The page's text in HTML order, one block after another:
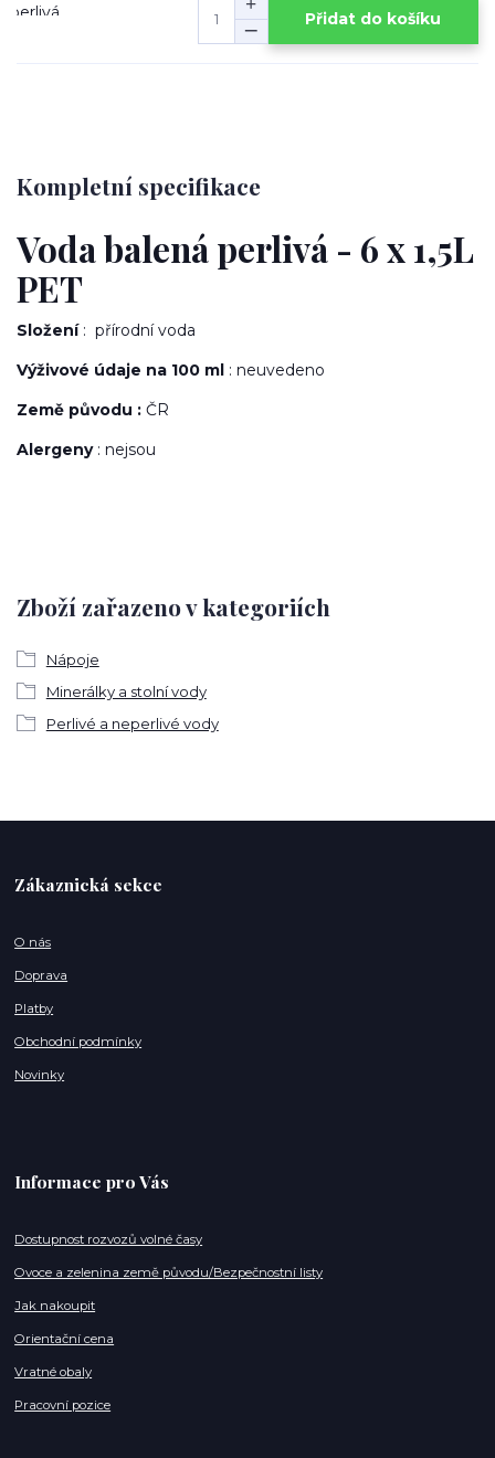
Přidat do košíku
Kompletní specifikace
Voda balená perlivá - 6 x 1,5L
PET
Složení : přírodní voda
Výživové údaje na 100 ml : neuvedeno
Země původu : ČR
Alergeny: nejsou
Zboží zařazeno v kategoriích
Nápoje
Minerálky a stolní vody
Perlivé a neperlivé vody
Zákaznická sekce
O nás
Doprava
Platby
Obchodní podmínky
Novinky
Informace pro Vás
Dostupnost rozvozů volné časy
Ovoce a zelenina země původu/Bezpečnostní listy
Jak nakoupit
Orientační cena
Vratné obaly
Pracovní pozice